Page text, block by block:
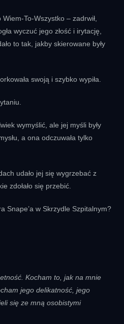
To-Wszystko – zadrwił,
wyczuć jego złość i irytację,
to tak, jakby skierowane były
swoją i szybko wypiła.
wymyślić, ale jej myśli były
a ona odczuwała tylko
udało jej się wygrzebać z
zdołało się przebić.
Snape’a w Skrzydle Szpitalnym?
Kocham to, jak na mnie
jego delikatność, jego
się ze mną osobistymi